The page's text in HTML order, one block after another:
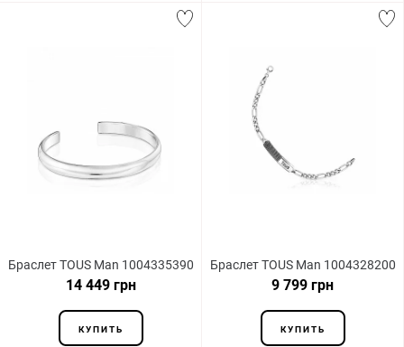
Браслет TOUS Man 1004335390
14 449 грн
КУПИТЬ
Браслет TOUS Man 1004328200
9 799 грн
КУПИТЬ